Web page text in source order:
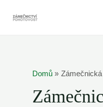
Domů